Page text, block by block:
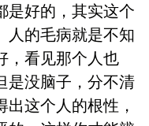
是好的，其实这个
人的毛病就是不知
，看见那个人也
是没脑子，分不清
这个人的根性，